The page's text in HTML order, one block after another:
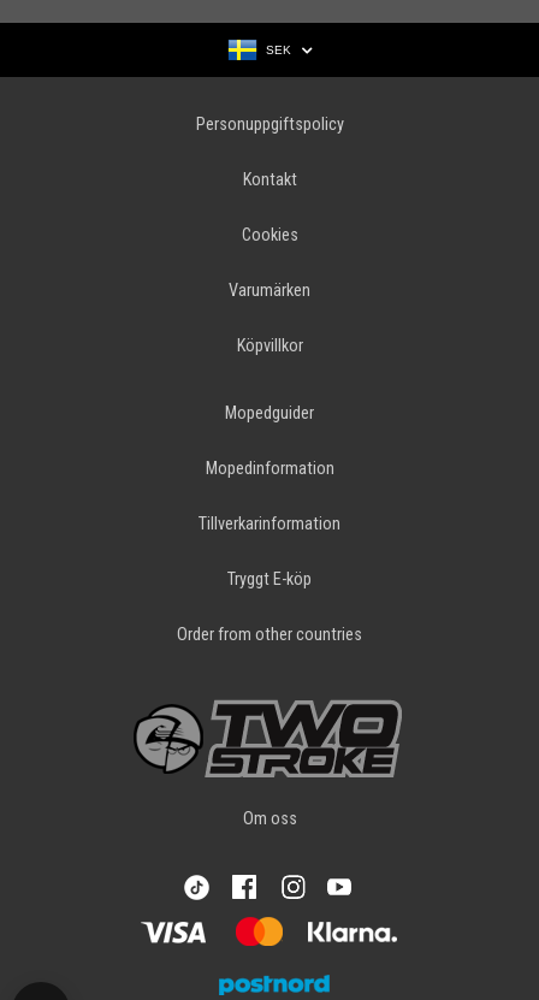
SEK
Personuppgiftspolicy
Kontakt
Cookies
Varumärken
Köpvillkor
Mopedguider
Mopedinformation
Tillverkarinformation
Tryggt E-köp
Order from other countries
Om oss